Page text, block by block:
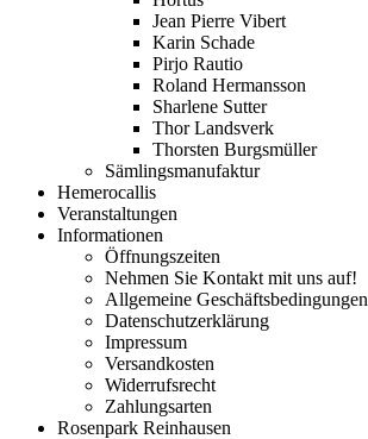
Jean Pierre Vibert
Karin Schade
Pirjo Rautio
Roland Hermansson
Sharlene Sutter
Thor Landsverk
Thorsten Burgsmüller
Sämlingsmanufaktur
Hemerocallis
Veranstaltungen
Informationen
Öffnungszeiten
Nehmen Sie Kontakt mit uns auf!
Allgemeine Geschäftsbedingungen
Datenschutzerklärung
Impressum
Versandkosten
Widerrufsrecht
Zahlungsarten
Rosenpark Reinhausen